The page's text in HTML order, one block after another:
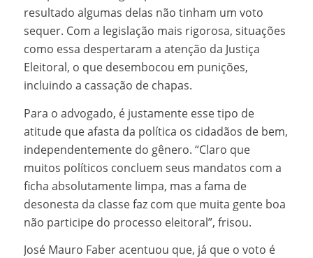
resultado algumas delas não tinham um voto
sequer. Com a legislação mais rigorosa, situações
como essa despertaram a atenção da Justiça
Eleitoral, o que desembocou em punições,
incluindo a cassação de chapas.
Para o advogado, é justamente esse tipo de
atitude que afasta da política os cidadãos de bem,
independentemente do gênero. “Claro que
muitos políticos concluem seus mandatos com a
ficha absolutamente limpa, mas a fama de
desonesta da classe faz com que muita gente boa
não participe do processo eleitoral”, frisou.
José Mauro Faber acentuou que, já que o voto é